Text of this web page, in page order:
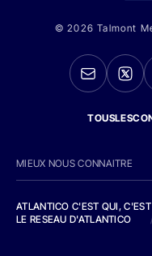
© 2026 Talmont
MIEUX NOUS CONNAITRE
ATLANTICO C'EST QUI,
LE RESEAU D'ATLANTICO